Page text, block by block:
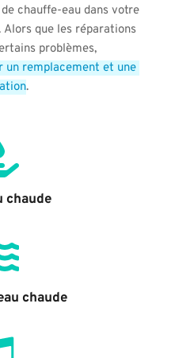
chauffe-eau dans votre
Alors que les réparations
problèmes,
un remplacement et une
.
chaude
chaude